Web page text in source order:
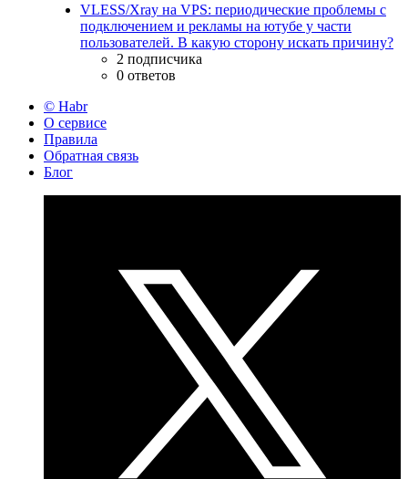
VLESS/Xray на VPS: периодические проблемы с
подключением и рекламы на ютубе у части
пользователей. В какую сторону искать причину?
2 подписчика
0 ответов
© Habr
О сервисе
Правила
Обратная связь
Блог